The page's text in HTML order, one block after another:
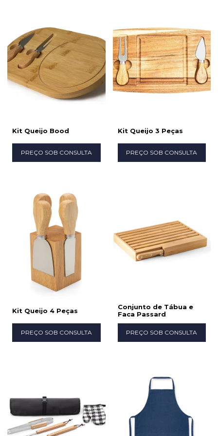
Kit Queijo Bood
PREÇO SOB CONSULTA
Kit Queijo 3 Peças
PREÇO SOB CONSULTA
Kit Queijo 4 Peças
PREÇO SOB CONSULTA
Conjunto de Tábua e
Faca Passard
PREÇO SOB CONSULTA